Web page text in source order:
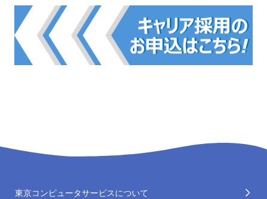
東京コンピュータサービスについて